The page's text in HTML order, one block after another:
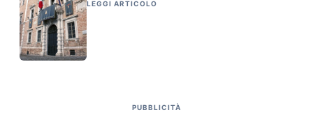
LEGGI ARTICOLO
PUBBLICITÀ